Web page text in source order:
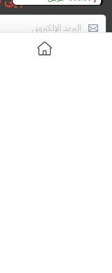
Slide 3 of 8